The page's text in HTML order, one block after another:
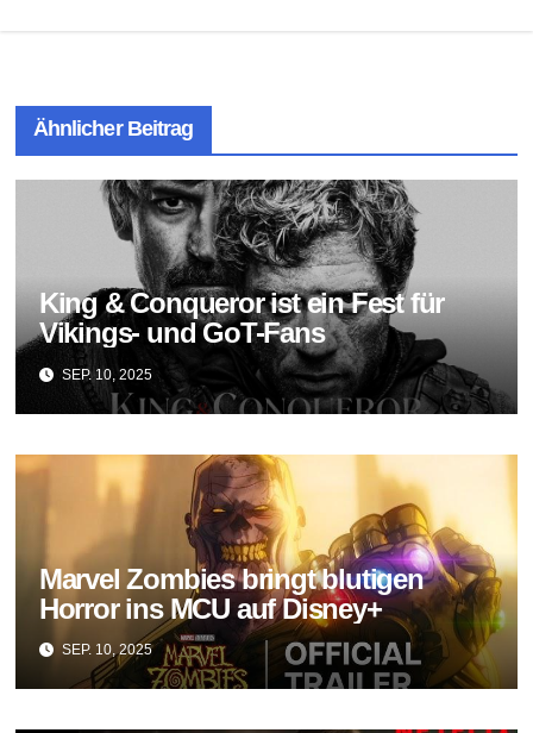
Ähnlicher Beitrag
King & Conqueror ist ein Fest für
Vikings- und GoT-Fans
SEP. 10, 2025
Marvel Zombies bringt blutigen
Horror ins MCU auf Disney+
SEP. 10, 2025